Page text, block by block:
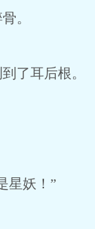
。
了耳后根。
星妖！”